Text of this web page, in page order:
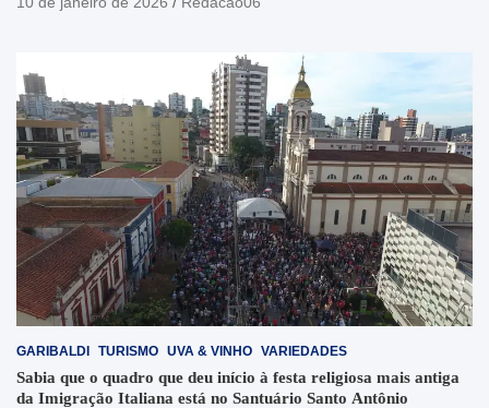
GARIBALDI TURISMO UVA & VINHO VARIEDADES
Sabia que o quadro que deu início à festa religiosa mais antiga
da Imigração Italiana está no Santuário Santo Antônio